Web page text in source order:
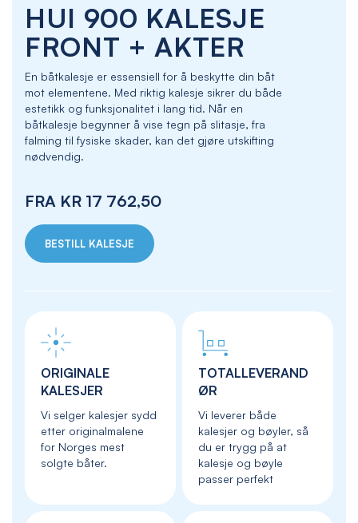
HUI 900 KALESJE
FRONT + AKTER
En båtkalesje er essensiell for å beskytte din båt
mot elementene. Med riktig kalesje sikrer du både
estetikk og funksjonalitet i lang tid. Når en
båtkalesje begynner å vise tegn på slitasje, fra
falming til fysiske skader, kan det gjøre utskifting
nødvendig.
FRA KR 17 762,50
BESTILL KALESJE
ORIGINALE
KALESJER
Vi selger kalesjer sydd
etter originalmalene
for Norges mest
solgte båter.
TOTALLEVERAND
ØR
Vi leverer både
kalesjer og bøyler, så
du er trygg på at
kalesje og bøyle
passer perfekt
the
beginning
the
images
gallery